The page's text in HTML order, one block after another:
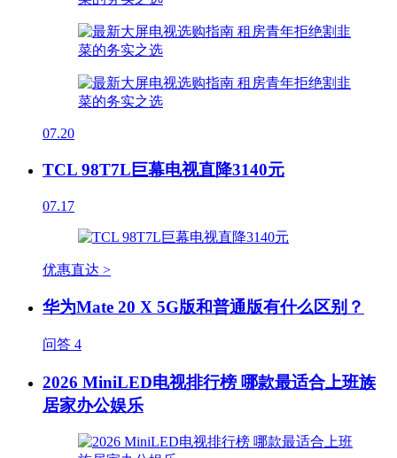
07.20
TCL 98T7L巨幕电视直降3140元
07.17
优惠直达 >
华为Mate 20 X 5G版和普通版有什么区别？
问答 4
2026 MiniLED电视排行榜 哪款最适合上班族
居家办公娱乐